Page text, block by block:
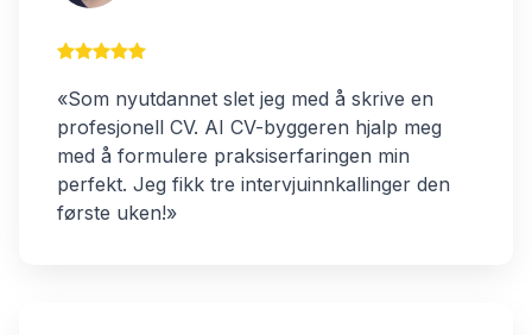
«Som nyutdannet slet jeg med å skrive en
profesjonell CV. AI CV-byggeren hjalp meg
med å formulere praksiserfaringen min
perfekt. Jeg fikk tre intervjuinnkallinger den
første uken!»